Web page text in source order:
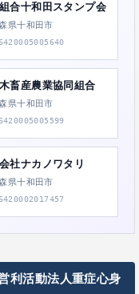
合十和田スタンプ会
県十和田市
畜産農業協同組合
県十和田市
社ナカノワタリ
県十和田市
利活動法人重症心身